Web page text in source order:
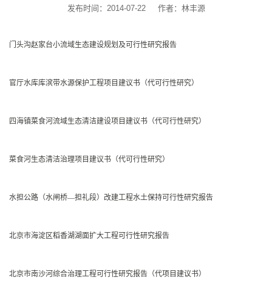
发布时间：2014-07-22 作者：林丰源
门头沟赵家台小流域生态建设规划及可行性研究报告
官厅水库库滨带水源保护工程项目建议书（代可行性研究）
四海镇菜食河流域生态清洁建设项目建议书（代可行性研究）
菜食河生态清洁治理项目建议书（代可行性研究）
水担公路（水闸桥—担礼段）改建工程水土保持可行性研究报告
北京市海淀区稻香湖湖面扩大工程可行性研究报告
北京市南沙河综合治理工程可行性研究报告（代项目建议书）